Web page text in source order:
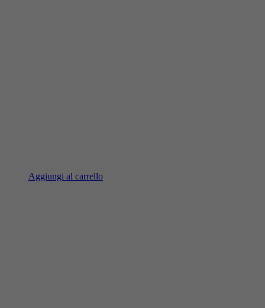
Aggiungi al carrello